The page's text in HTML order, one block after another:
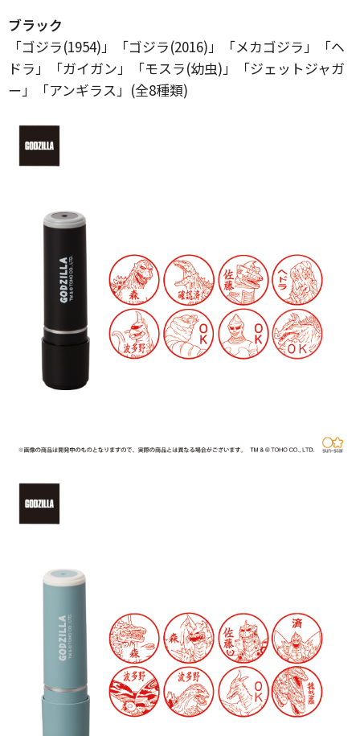
ブラック
「ゴジラ(1954)」「ゴジラ(2016)」「メカゴジラ」「ヘ
ドラ」「ガイガン」「モスラ(幼虫)」「ジェットジャガ
ー」「アンギラス」(全8種類)